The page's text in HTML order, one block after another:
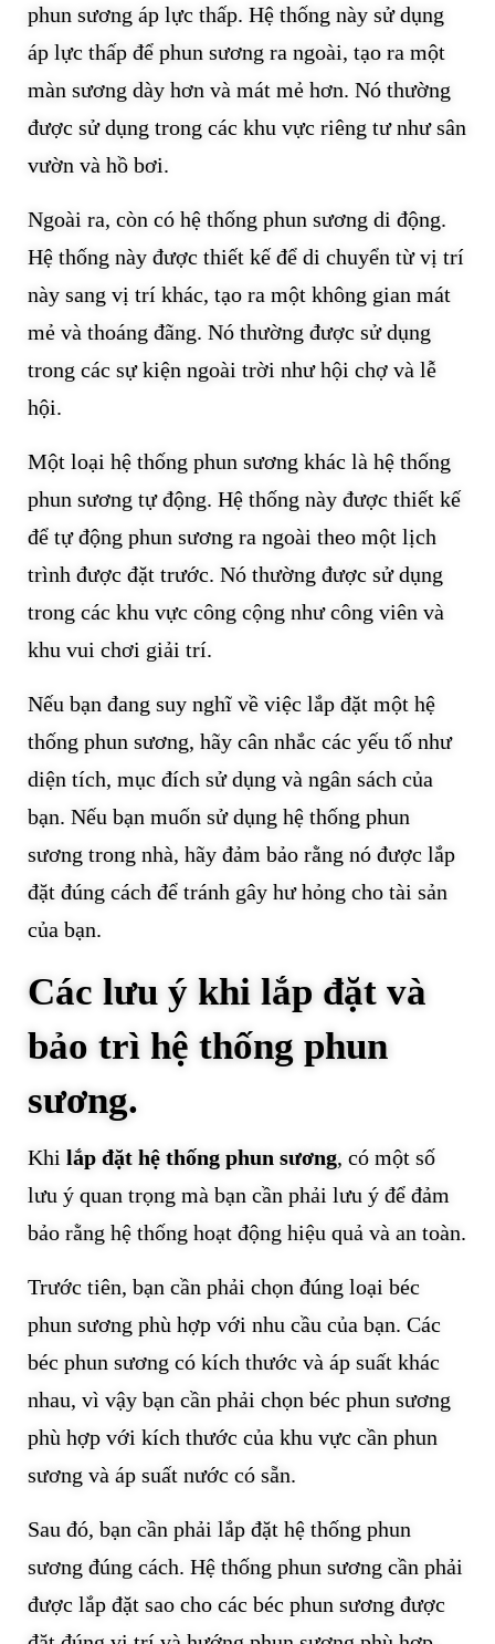
phun sương áp lực thấp. Hệ thống này sử dụng
áp lực thấp để phun sương ra ngoài, tạo ra một
màn sương dày hơn và mát mẻ hơn. Nó thường
được sử dụng trong các khu vực riêng tư như sân
vườn và hồ bơi.
Ngoài ra, còn có hệ thống phun sương di động.
Hệ thống này được thiết kế để di chuyển từ vị trí
này sang vị trí khác, tạo ra một không gian mát
mẻ và thoáng đãng. Nó thường được sử dụng
trong các sự kiện ngoài trời như hội chợ và lễ
hội.
Một loại hệ thống phun sương khác là hệ thống
phun sương tự động. Hệ thống này được thiết kế
để tự động phun sương ra ngoài theo một lịch
trình được đặt trước. Nó thường được sử dụng
trong các khu vực công cộng như công viên và
khu vui chơi giải trí.
Nếu bạn đang suy nghĩ về việc lắp đặt một hệ
thống phun sương, hãy cân nhắc các yếu tố như
diện tích, mục đích sử dụng và ngân sách của
bạn. Nếu bạn muốn sử dụng hệ thống phun
sương trong nhà, hãy đảm bảo rằng nó được lắp
đặt đúng cách để tránh gây hư hỏng cho tài sản
của bạn.
Các lưu ý khi lắp đặt và
bảo trì hệ thống phun
sương.
Khi lắp đặt hệ thống phun sương, có một số
lưu ý quan trọng mà bạn cần phải lưu ý để đảm
bảo rằng hệ thống hoạt động hiệu quả và an toàn.
Trước tiên, bạn cần phải chọn đúng loại béc
phun sương phù hợp với nhu cầu của bạn. Các
béc phun sương có kích thước và áp suất khác
nhau, vì vậy bạn cần phải chọn béc phun sương
phù hợp với kích thước của khu vực cần phun
sương và áp suất nước có sẵn.
Sau đó, bạn cần phải lắp đặt hệ thống phun
sương đúng cách. Hệ thống phun sương cần phải
được lắp đặt sao cho các béc phun sương được